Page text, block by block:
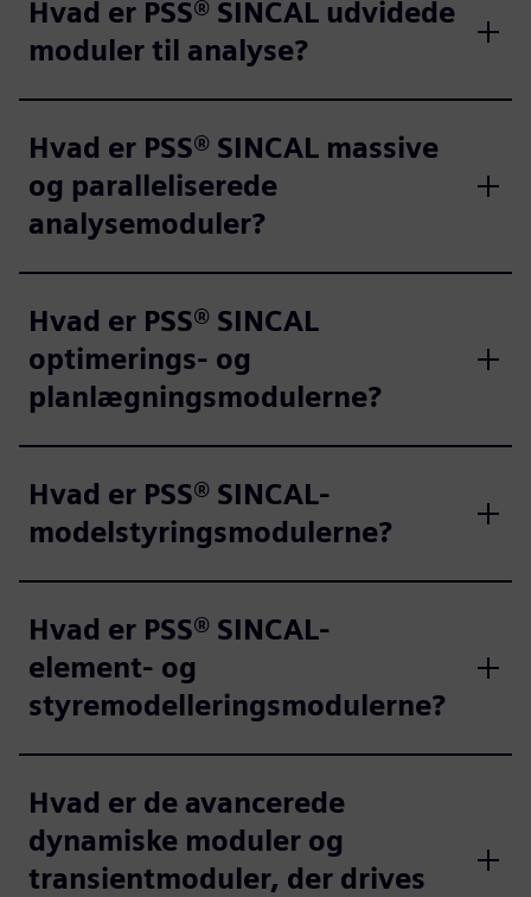
Hvad er PSS® SINCAL udvidede
moduler til analyse?
Hvad er PSS® SINCAL massive
og paralleliserede
analysemoduler?
Hvad er PSS® SINCAL
optimerings- og
planlægningsmodulerne?
Hvad er PSS® SINCAL-
modelstyringsmodulerne?
Hvad er PSS® SINCAL-
element- og
styremodelleringsmodulerne?
Hvad er de avancerede
dynamiske moduler og
transientmoduler, der drives